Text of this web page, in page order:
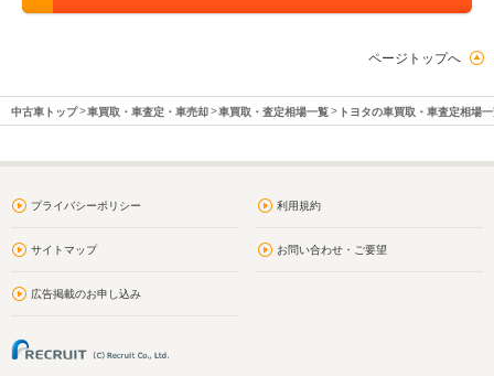
ページトップへ
中古車トップ 車買取・車査定・車売却 車買取・査定相場一覧 トヨタの車買取・車査定相場
プライバシーポリシー 利用規約
サイトマップ お問い合わせ・ご要望
広告掲載のお申し込み